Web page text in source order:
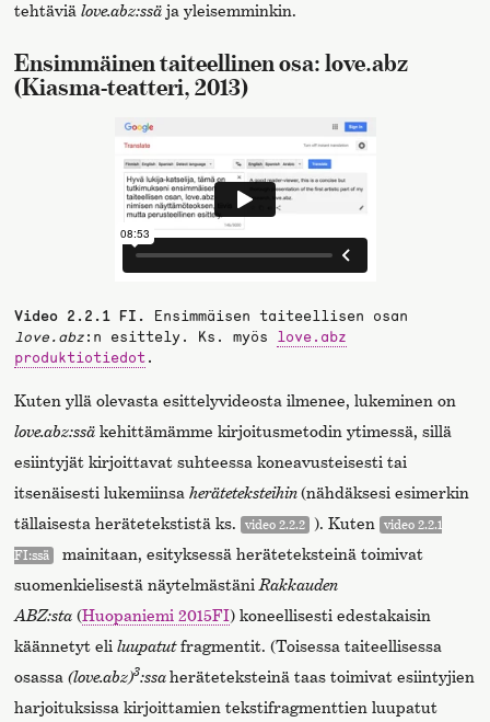
tehtäviälove.abz:ssä ja yleisemminkin.
Ensimmäinen taiteellinen osa: love.abz
(Kiasma-teatteri, 2013)
Video 2.2.1 FI. Ensimmäisen taiteellisen osan
love.abz:n esittely. Ks. myös love.abz
produktiotiedot.
Kuten yllä olevasta esittelyvideosta ilmenee, lukeminen on
love.abz:ssä kehittämämme kirjoitusmetodin ytimessä, sillä
esiintyjät kirjoittavat suhteessa koneavusteisesti tai
itsenäisesti lukemiinsaheräteteksteihin(nähdäksesi esimerkin
tällaisesta herätetekstistä ks. video 2.2.2 ). Kuten
video 2.2.1
FI:ssä
mainitaan, esityksessä heräteteksteinä toimivat
suomenkielisestä näytelmästäni Rakkauden
ABZ:sta (Huopaniemi 2015FI) koneellisesti edestakaisin
käännetyt eliluupatutfragmentit. (Toisessa taiteellisessa
osassa(love.abz)3:ssaheräteteksteinä taas toimivat esiintyjien
harjoituksissa kirjoittamien tekstifragmenttien luupatut